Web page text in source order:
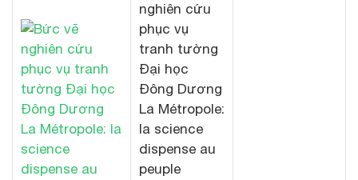
nghiên cứu
phục vụ
tranh tường
Đại học
Đông Dương
La Métropole:
la science
dispense au
peuple